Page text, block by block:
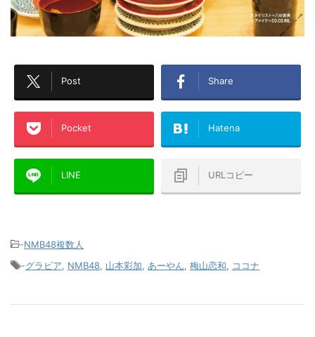
Post Share
Pocket Hatena
LINE URLコピー
-NMB48複数人
-グラビア, NMB48, 山本彩加, あーやん, 梅山恋和, ココナ